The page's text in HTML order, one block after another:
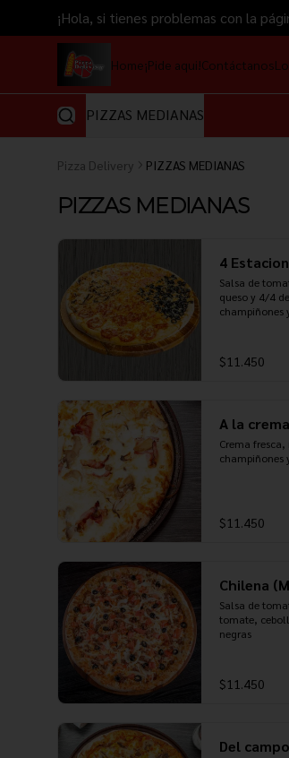
¡Hola, si tienes problemas con la
Home¡Pide aqui!Contáctanos
PIZZAS MEDIANAS
Pizza Delivery PIZZAS MEDIANAS
PIZZAS MEDIANAS
4
Salsa de
queso y 4/4
champiñones
$11.450
A la
Crema
champiñones
$11.450
Chilena
Salsa de
tomate,
negras
$11.450
Del